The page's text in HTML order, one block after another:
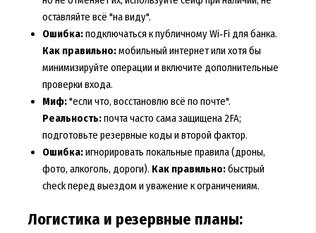
оставляйте всё "на виду".
Ошибка:подключаться к публичному Wi‑Fi для банка.
Как правильно:мобильный интернет или хотя бы
минимизируйте операции и включите дополнительные
проверки входа.
Миф:"если что, восстановлю всё по почте".
Реальность:почта часто сама защищена 2FA;
подготовьте резервные коды и второй фактор.
Ошибка:игнорировать локальные правила (дроны,
фото, алкоголь, дороги). Как правильно:быстрый
check перед выездом и уважение к ограничениям.
Логистика и резервные планы: